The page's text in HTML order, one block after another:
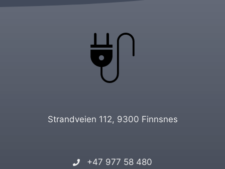
Strandveien 112, 9300 Finnsnes
+47 977 58 480